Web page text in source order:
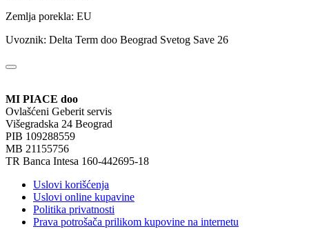
Zemlja porekla: EU
Uvoznik: Delta Term doo Beograd Svetog Save 26
MI PIACE doo
Ovlašćeni Geberit servis
Višegradska 24 Beograd
PIB 109288559
MB 21155756
TR Banca Intesa 160-442695-18
Uslovi korišćenja
Uslovi online kupavine
Politika privatnosti
Prava potrošača prilikom kupovine na internetu